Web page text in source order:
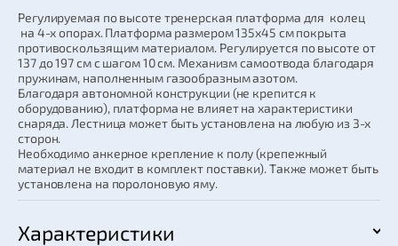
Регулируемая по высоте тренерская платформа для колец
на 4-х опорах. Платформа размером 135x45 см покрыта
противоскользящим материалом. Регулируется по высоте от
137 до 197 см с шагом 10 см. Механизм самоотвода благодаря
пружинам, наполненным газообразным азотом.
Благодаря автономной конструкции (не крепится к
оборудованию), платформа не влияет на характеристики
снаряда. Лестница может быть установлена на любую из 3-х
сторон.
Необходимо анкерное крепление к полу (крепежный
материал не входит в комплект поставки). Также может быть
установлена на поролоновую яму.
Характеристики